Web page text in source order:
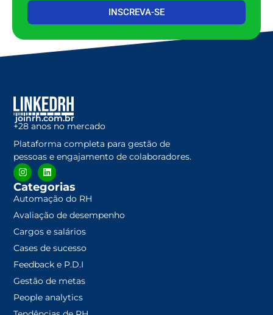
INSCREVA-SE
joinrh.com.br
+28 anos no mercado
Plataforma completa para gestão de
pessoas e engajamento de colaboradores.
Categorias
Automação do RH
Avaliação de desempenho
Cargos e salários
Cases de sucesso
Feedback e P.D.I
Gestão de metas
People analytics